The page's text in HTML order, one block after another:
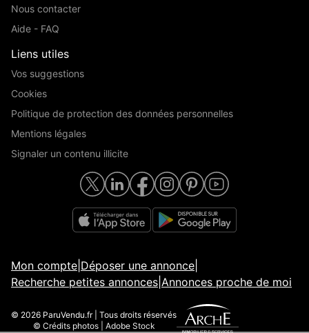
Nous contacter
Aide - FAQ
Liens utiles
Vos suggestions
Cookies
Politique de protection des données personnelles
Mentions légales
Signaler un contenu illicite
Mon compte Déposer une annonce
Recherche petites annonces Annonces proche de moi
© 2026 ParuVendu.fr | Tous droits réservés
© Crédits photos | Adobe Stock